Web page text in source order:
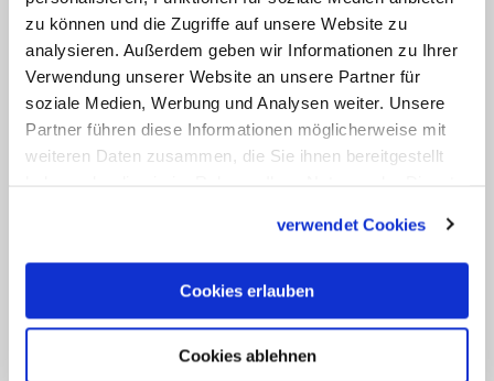
zu können und die Zugriffe auf unsere Website zu
analysieren. Außerdem geben wir Informationen zu Ihrer
Verwendung unserer Website an unsere Partner für
soziale Medien, Werbung und Analysen weiter. Unsere
Partner führen diese Informationen möglicherweise mit
weiteren Daten zusammen, die Sie ihnen bereitgestellt
verwendet Cookies
Cookies erlauben
Cookies ablehnen
Diözesanadministrator wählen. Der
besitzt gemäß Kirchenrecht alle Rechte
und Pflichten eines Bischofs, darf jedoch
nichts verfügen, was in die Rechte eines
neuen Bischofs eingreifen könnte – so
Pfarreien. Bis zur Wahl führt Ulrich Boom
(69) als dienstältester Weihbischof die
Geschäfte. Mit dem Rücktritt des
Bischofs erlischt zugleich auch das Amt
von Generalvikar Thomas Keßler. (bod)